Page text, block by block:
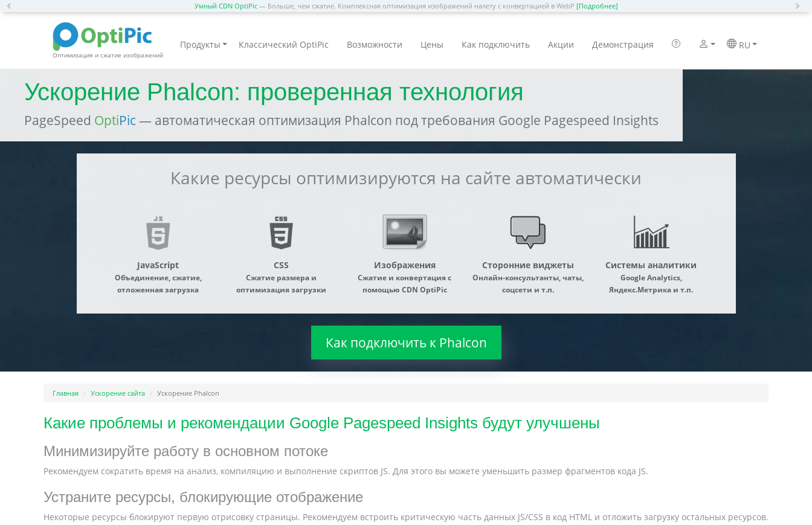
Умный CDN OptiPic— Больше, чем сжатие. Комплексная оптимизация изображений налету с конвертацией в WebP [Подробнее]
Оптимизация и сжатие изображений
Продукты Классический OptiPic Возможности Цены Как подключить Акции Демонстрация RU
Ускорение Phalcon: проверенная технология
PageSpeed OptiPic — автоматическая оптимизация Phalcon под требования Google Pagespeed Insights
Какие ресурсы оптимизируются на сайте автоматически
JavaScript
Объединение, сжатие,
отложенная загрузка
CSS
Сжатие размера и
оптимизация загрузки
Изображения
Сжатие и конвертация с
помощью CDN OptiPic
Сторонние виджеты
Онлайн-консультанты, чаты,
соцсети и т.п.
Системы аналитики
Google Analytics,
Яндекс.Метрика и т.п.
Как подключить к Phalcon
Главная Ускорение сайта Ускорение Phalcon
Какие проблемы и рекомендации Google Pagespeed Insights будут улучшены
Минимизируйте работу в основном потоке
Рекомендуем сократить время на анализ, компиляцию и выполнение скриптов JS. Для этого вы можете уменьшить размер фрагментов кода JS.
Устраните ресурсы, блокирующие отображение
Некоторые ресурсы блокируют первую отрисовку страницы. Рекомендуем встроить критическую часть данных JS/CSS в код HTML и отложить загрузку остальных ресурсов.